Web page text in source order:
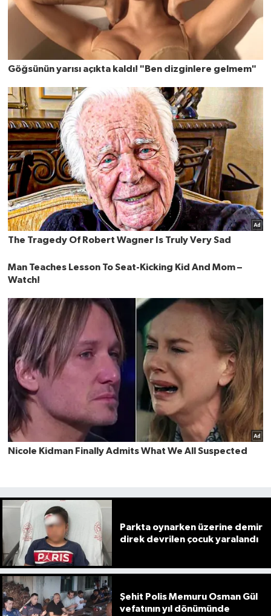
Parkta oynarken üzerine demir
direk devrilen çocuk yaralandı
Şehit Polis Memuru Osman Gül
vefatının yıl dönümünde